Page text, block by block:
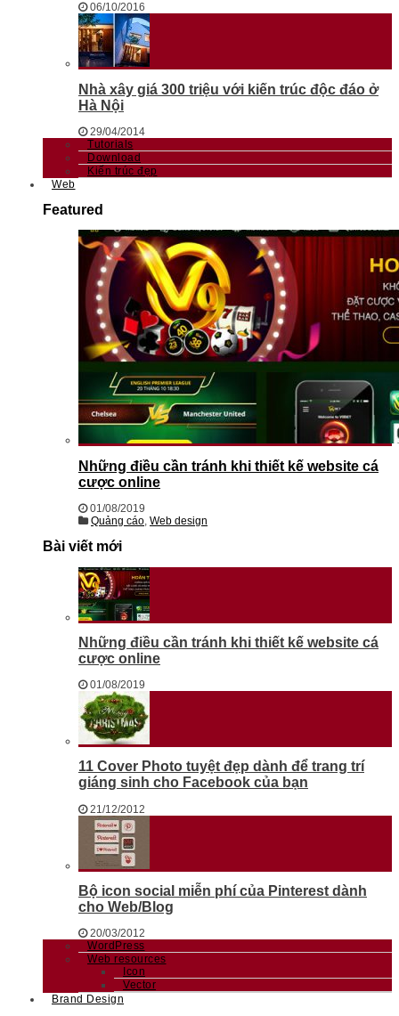
06/10/2016
Nhà xây giá 300 triệu với kiến trúc độc đáo ở
Hà Nội
29/04/2014
Tutorials
Download
Kiến trúc đẹp
Web
Featured
Những điều cần tránh khi thiết kế website cá
cược online
01/08/2019
Quảng cáo, Web design
Bài viết mới
Những điều cần tránh khi thiết kế website cá
cược online
01/08/2019
11 Cover Photo tuyệt đẹp dành để trang trí
giáng sinh cho Facebook của bạn
21/12/2012
Bộ icon social miễn phí của Pinterest dành
cho Web/Blog
20/03/2012
WordPress
Web resources
Icon
Vector
Brand Design